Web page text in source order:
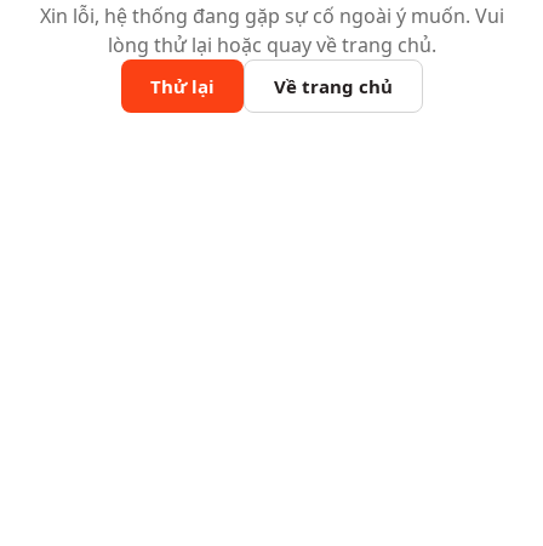
Xin lỗi, hệ thống đang gặp sự cố ngoài ý muốn. Vui
lòng thử lại hoặc quay về trang chủ.
Thử lại Về trang chủ